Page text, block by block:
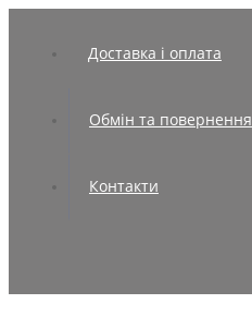
Доставка і оплата
Обмін та повернення
Контакти